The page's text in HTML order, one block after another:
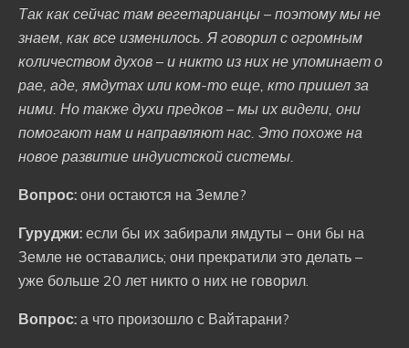
Так как сейчас там вегетарианцы – поэтому мы не
знаем, как все изменилось. Я говорил с огромным
количеством духов – и никто из них не упоминает о
рае, аде, ямдутах или ком-то еще, кто пришел за
ними. Но также духи предков – мы их видели, они
помогают нам и направляют нас. Это похоже на
новое развитие индуистской системы.
Вопрос: они остаются на Земле?
Гуруджи: если бы их забирали ямдуты – они бы на
Земле не оставались; они прекратили это делать –
уже больше 20 лет никто о них не говорил.
Вопрос: а что произошло с Вайтарани?